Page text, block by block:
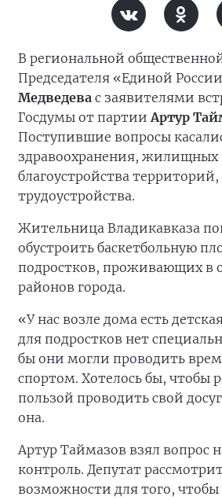
В региональной
Председателя «Единой
Медведева с заявителями
Госдумы от партииАртур
Поступившие вопросы
здравоохранения, жилищных
благоустройства территорий,
трудоустройства.
Жительница Владикавказа
обустроить баскетбольную
подростков, проживающих в
районов города.
«У нас возле дома есть
для подростков нет
бы они могли проводить
спортом. Хотелось бы, чтобы
пользой проводить свой
она.
Артур Таймазов взял вопрос
контроль. Депутат
возможности для того, чтобы